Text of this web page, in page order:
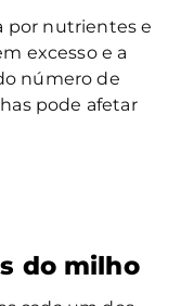
por nutrientes e
excesso e a
número de
pode afetar
do milho